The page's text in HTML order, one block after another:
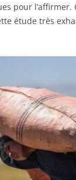
pour l’affirmer.
étude très